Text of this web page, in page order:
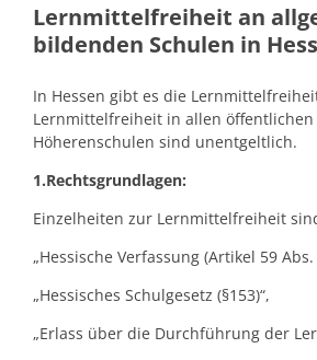
Lernmittelfreiheit an
bildenden Schulen in
In Hessen gibt es die
Lernmittelfreiheit in allen
Höherenschulen sind unentgeltlich.
1.Rechtsgrundlagen:
Einzelheiten zur Lernmittelfreiheit
„Hessische Verfassung (Artikel 59 Abs.
„Hessisches Schulgesetz (§153)“,
„Erlass über die Durchführung der